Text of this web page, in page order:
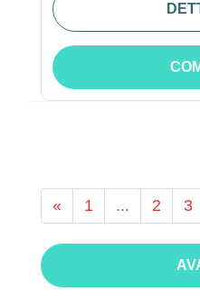
« 1 ... 2 3